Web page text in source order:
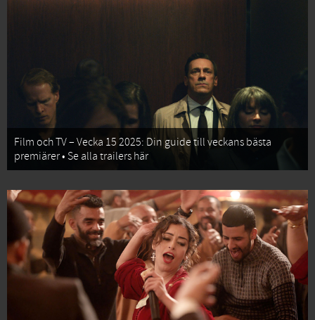
Film och TV – Vecka 15 2025: Din guide till veckans bästa
premiärer • Se alla trailers här